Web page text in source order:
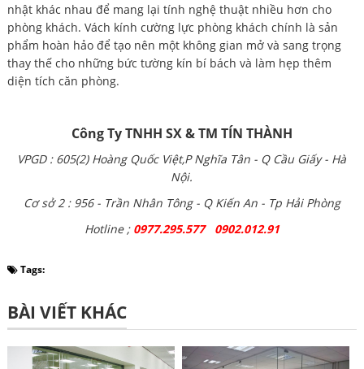
nhật khác nhau để mang lại tính nghệ thuật nhiều hơn cho
phòng khách. Vách kính cường lực phòng khách chính là sản
phẩm hoàn hảo để tạo nên một không gian mở và sang trọng
thay thế cho những bức tường kín bí bách và làm hẹp thêm
diện tích căn phòng.
Công Ty TNHH SX & TM TÍN THÀNH
VPGD : 605(2) Hoàng Quốc Việt,P Nghĩa Tân - Q Cầu Giấy - Hà
Nội.
Cơ sở 2 : 956 - Trần Nhân Tông - Q Kiến An - Tp Hải Phòng
Hotline ; 0977.295.577 0902.012.91
Tags:
BÀI VIẾT KHÁC